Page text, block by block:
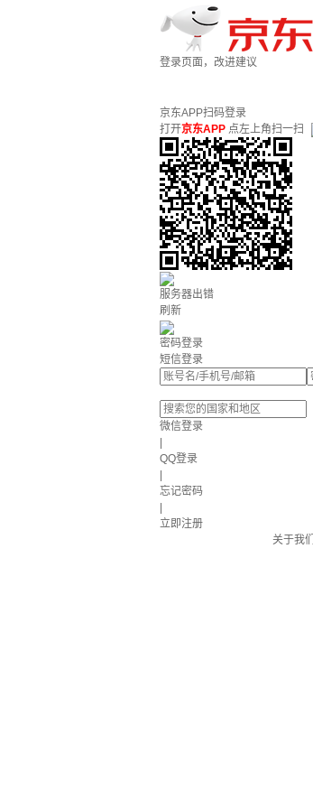
登录页面，改进建议
京东APP扫码登录
打开京东APP 点左上角扫一扫
服务器出错
刷新
密码登录
短信登录
微信登录
QQ登录
忘记密码
立即注册
关于我们